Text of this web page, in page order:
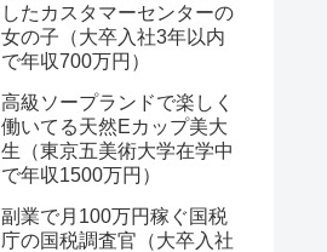
したカスタマーセンターの
女の子（大卒入社3年以内
で年収700万円）
高級ソープランドで楽しく
働いてる天然Eカップ美大
生（東京五美術大学在学中
で年収1500万円）
副業で月100万円稼ぐ国税
庁の国税調査官（大卒入社